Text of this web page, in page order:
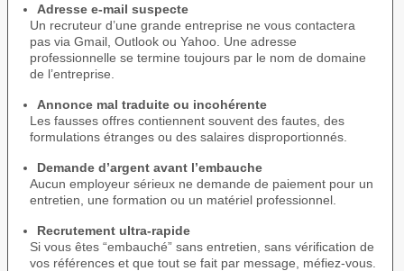
Adresse e-mail suspecte
Un recruteur d’une grande entreprise ne vous contactera
pas via Gmail, Outlook ou Yahoo. Une adresse
professionnelle se termine toujours par le nom de domaine
de l’entreprise.
Annonce mal traduite ou incohérente
Les fausses offres contiennent souvent des fautes, des
formulations étranges ou des salaires disproportionnés.
Demande d’argent avant l’embauche
Aucun employeur sérieux ne demande de paiement pour un
entretien, une formation ou un matériel professionnel.
Recrutement ultra-rapide
Si vous êtes “embauché” sans entretien, sans vérification de
vos références et que tout se fait par message, méfiez-vous.